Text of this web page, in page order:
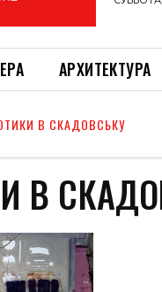
АРХИТЕКТУРА
В СКАДОВСЬКУ
В